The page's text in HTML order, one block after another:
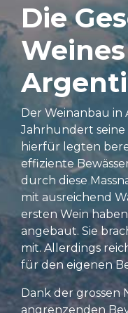
Die
Der Weinanbau in
Jahrhundert seine
hierfür legten
effiziente
durch diese
mit ausreichend
ersten Wein
angebaut. Sie
mit. Allerdings
für den eigenen
Dank der grossen
angrenzenden